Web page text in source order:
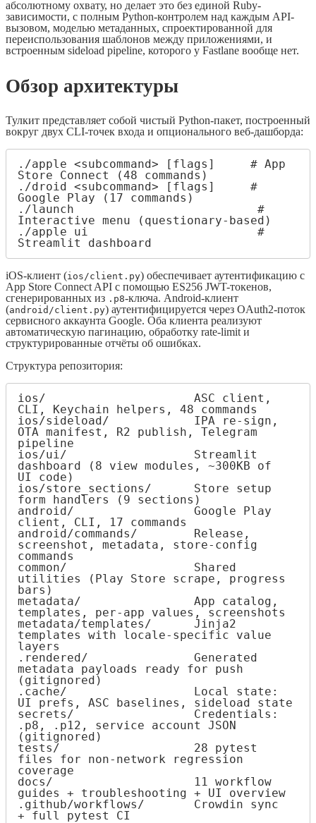
абсолютному охвату, но делает это без единой Ruby-
зависимости, с полным Python-контролем над каждым API-
вызовом, моделью метаданных, спроектированной для
переиспользования шаблонов между приложениями, и
встроенным sideload pipeline, которого у Fastlane вообще нет.
Обзор архитектуры
Тулкит представляет собой чистый Python-пакет, построенный
вокруг двух CLI-точек входа и опционального веб-дашборда:
./apple <subcommand> [flags]     # App
Store Connect (48 commands)
./droid <subcommand> [flags]     #
Google Play (17 commands)
./launch                          #
Interactive menu (questionary-based)
./apple ui                        #
Streamlit dashboard
iOS-клиент (ios/client.py) обеспечивает аутентификацию с
App Store Connect API с помощью ES256 JWT-токенов,
сгенерированных из .p8-ключа. Android-клиент
(android/client.py) аутентифицируется через OAuth2-поток
сервисного аккаунта Google. Оба клиента реализуют
автоматическую пагинацию, обработку rate-limit и
структурированные отчёты об ошибках.
Структура репозитория:
ios/                     ASC client,
CLI, Keychain helpers, 48 commands
ios/sideload/            IPA re-sign,
OTA manifest, R2 publish, Telegram
pipeline
ios/ui/                  Streamlit
dashboard (8 view modules, ~300KB of
UI code)
ios/store_sections/      Store setup
form handlers (9 sections)
android/                 Google Play
client, CLI, 17 commands
android/commands/        Release,
screenshot, metadata, store-config
commands
common/                  Shared
utilities (Play Store scrape, progress
bars)
metadata/                App catalog,
templates, per-app values, screenshots
metadata/templates/      Jinja2
templates with locale-specific value
layers
.rendered/               Generated
metadata payloads ready for push
(gitignored)
.cache/                  Local state:
UI prefs, ASC baselines, sideload state
secrets/                 Credentials:
.p8, .p12, service account JSON
(gitignored)
tests/                   28 pytest
files for non-network regression
coverage
docs/                    11 workflow
guides + troubleshooting + UI overview
.github/workflows/       Crowdin sync
+ full pytest CI